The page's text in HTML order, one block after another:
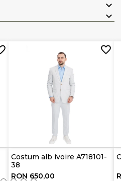
Costum alb ivoire A718101-
38
RON 650,00